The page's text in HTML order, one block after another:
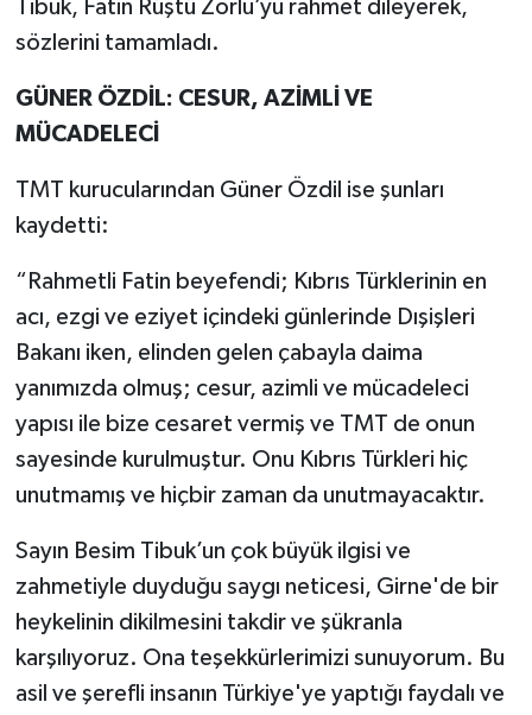
Tibuk, Fatin Rüştü Zorlu’yu rahmet dileyerek,
sözlerini tamamladı.
GÜNER ÖZDİL: CESUR, AZİMLİ VE
MÜCADELECİ
TMT kurucularından Güner Özdil ise şunları
kaydetti:
“Rahmetli Fatin beyefendi; Kıbrıs Türklerinin en
acı, ezgi ve eziyet içindeki günlerinde Dışişleri
Bakanı iken, elinden gelen çabayla daima
yanımızda olmuş; cesur, azimli ve mücadeleci
yapısı ile bize cesaret vermiş ve TMT de onun
sayesinde kurulmuştur. Onu Kıbrıs Türkleri hiç
unutmamış ve hiçbir zaman da unutmayacaktır.
Sayın Besim Tibuk’un çok büyük ilgisi ve
zahmetiyle duyduğu saygı neticesi, Girne'de bir
heykelinin dikilmesini takdir ve şükranla
karşılıyoruz. Ona teşekkürlerimizi sunuyorum. Bu
asil ve şerefli insanın Türkiye'ye yaptığı faydalı ve